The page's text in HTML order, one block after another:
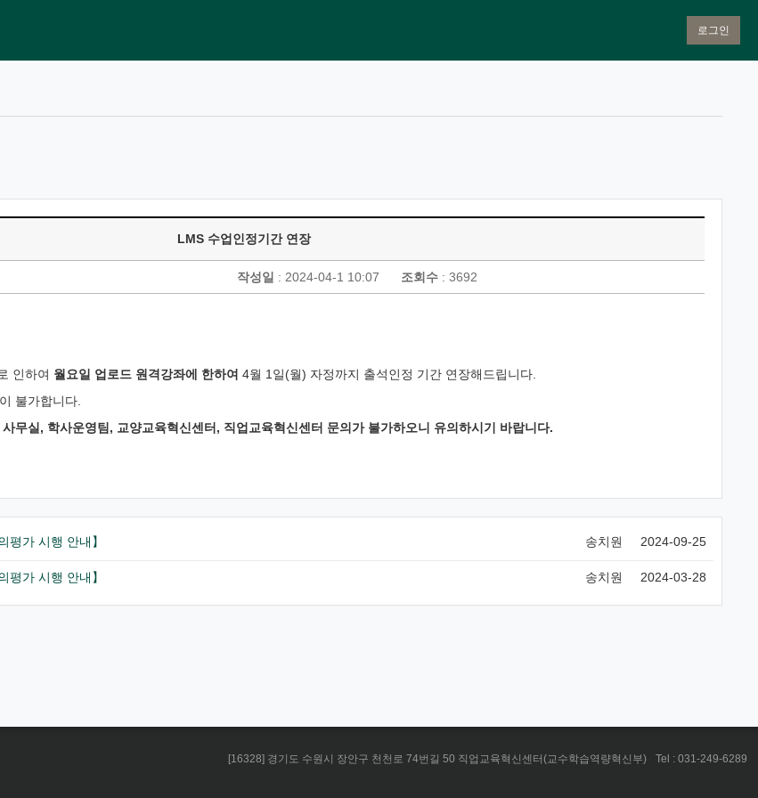
로그인
LMS 수업인정기간 연장
작성일 : 2024-04-1 10:07 조회수: 3692
인하여 월요일 업로드 원격강좌에 한하여 4월 1일(월) 자정까지 출석인정 기간 연장해드립니다.
불가합니다.
무실, 학사운영팀, 교양교육혁신센터, 직업교육혁신센터 문의가 불가하오니 유의하시기 바랍니다.
평가 시행 안내】 2024-09-25
송치원
평가 시행 안내】 2024-03-28
송치원
[16328] 경기도 수원시 장안구 천천로 74번길 50 직업교육혁신센터(교수학습역량혁신부) Tel : 031-249-6289